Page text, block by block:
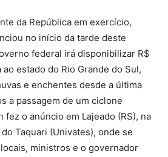
da República em exercício,
no início da tarde deste
federal irá disponibilizar R$
estado do Rio Grande do Sul,
e enchentes desde a última
a passagem de um ciclone
o anúncio em Lajeado (RS), na
Taquari (Univates), onde se
ministros e o governador